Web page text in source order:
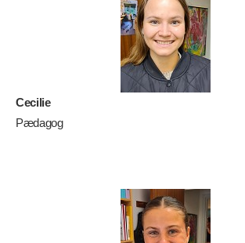
Cecilie
Pædagog